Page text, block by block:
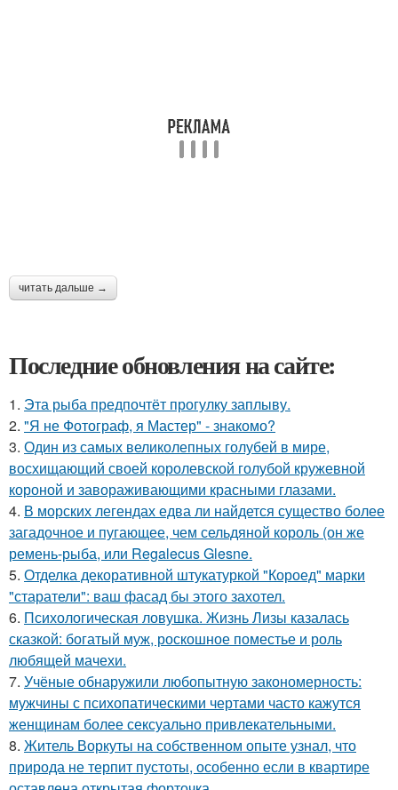
читать дальше →
Последние обновления на сайте:
1. Эта рыба предпочтёт прогулку заплыву.
2. "Я не Фотограф, я Мастер" - знакомо?
3. Один из самых великолепных голубей в мире,
восхищающий своей королевской голубой кружевной
короной и завораживающими красными глазами.
4. В морских легендах едва ли найдется существо более
загадочное и пугающее, чем сельдяной король (он же
ремень-рыба, или Regalecus Glesne.
5. Отделка декоративной штукатуркой "Короед" марки
"старатели": ваш фасад бы этого захотел.
6. Психологическая ловушка. Жизнь Лизы казалась
сказкой: богатый муж, роскошное поместье и роль
любящей мачехи.
7. Учёные обнаружили любопытную закономерность:
мужчины с психопатическими чертами часто кажутся
женщинам более сексуально привлекательными.
8. Житель Воркуты на собственном опыте узнал, что
природа не терпит пустоты, особенно если в квартире